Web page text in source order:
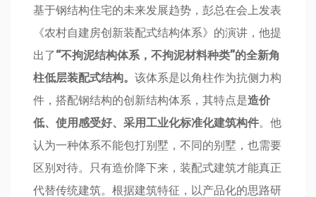
基于钢结构住宅的未来发展趋势，彭总在会上发表
《农村自建房创新装配式结构体系》的演讲，他提
出了“不拘泥结构体系，不拘泥材料种类”的全新角
柱低层装配式结构。 该体系是以角柱作为抗侧力构
件，搭配钢结构的创新结构体系，其特点是造价
低、使用感受好、采用工业化标准化建筑构件。他
认为一种体系不能包打别墅，不同的别墅，也需要
区别对待。只有造价降下来，装配式建筑才能真正
代替传统建筑。根据建筑特征，以产品化的思路研